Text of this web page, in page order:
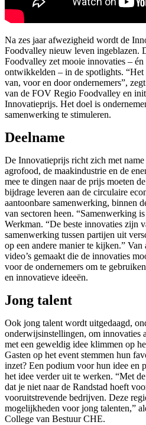
Na zes jaar afwezigheid wordt de
Foodvalley nieuw leven ingeblazen.
Foodvalley zet mooie innovaties – én
ontwikkelden – in de spotlights.
van, voor en door ondernemers”,
van de FOV Regio Foodvalley en
Innovatieprijs. Het doel is
samenwerking te stimuleren.
Deelname
De Innovatieprijs richt zich met
agrofood, de maakindustrie en de
mee te dingen naar de prijs moeten
bijdrage leveren aan de circulaire
aantoonbare samenwerking, binnen
van sectoren heen. “Samenwerking
Werkman. “De beste innovaties zijn
samenwerking tussen partijen uit
op een andere manier te kijken.”
video’s gemaakt die de innovaties
voor de ondernemers om te
en innovatieve ideeën.
Jong talent
Ook jong talent wordt uitgedaagd,
onderwijsinstellingen, om innovaties
met een geweldig idee klimmen op
Gasten op het event stemmen hun
inzet? Een podium voor hun idee en
het idee verder uit te werken. “Met
dat je niet naar de Randstad hoeft
vooruitstrevende bedrijven. Deze
mogelijkheden voor jong talenten,”
College van Bestuur CHE.